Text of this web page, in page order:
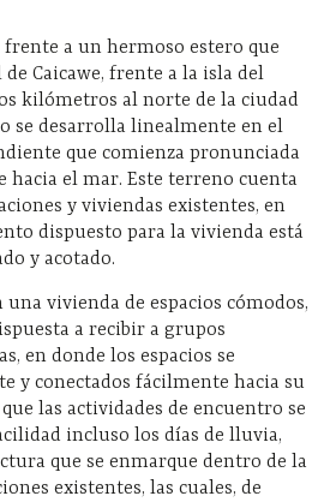
frente a un hermoso estero que
de Caicawe, frente a la isla del
kilómetros al norte de la ciudad
se desarrolla linealmente en el
que comienza pronunciada
hacia el mar. Este terreno cuenta
y viviendas existentes, en
dispuesto para la vivienda está
y acotado.
vivienda de espacios cómodos,
a recibir a grupos
en donde los espacios se
y conectados fácilmente hacia su
las actividades de encuentro se
incluso los días de lluvia,
que se enmarque dentro de la
existentes, las cuales, de